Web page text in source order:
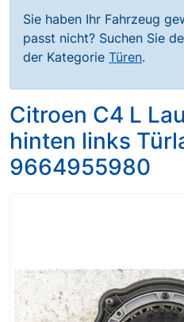
Sie haben Ihr Fahrzeug
passt nicht? Suchen Sie
der Kategorie Türen.
Citroen C4 L
hinten links
9664955980